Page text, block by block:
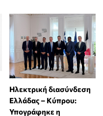
Ηλεκτρική διασύνδεση
Ελλάδας – Κύπρου:
Υπογράφηκε η